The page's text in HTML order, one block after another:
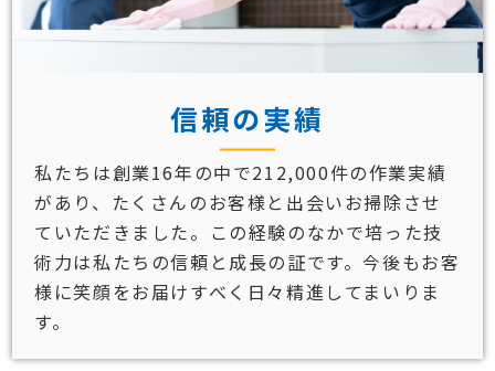
信頼の実績
私たちは創業16年の中で212,000件の作業実績
があり、たくさんのお客様と出会いお掃除させ
ていただきました。この経験のなかで培った技
術力は私たちの信頼と成長の証です。今後もお客
様に笑顔をお届けすべく日々精進してまいりま
す。